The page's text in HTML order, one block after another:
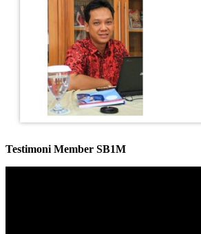
Testimoni Member SB1M